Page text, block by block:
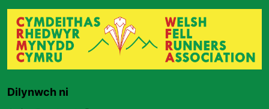
Dilynwch ni